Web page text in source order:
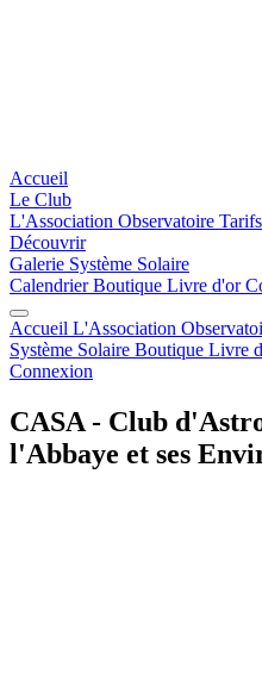
Accueil
Le Club
L'Association Observatoire
Découvrir
Galerie Système Solaire
CalendrierBoutique Livre d'or
Accueil L'Association
Système Solaire Boutique Livre
Connexion
CASA - Club
l'Abbaye et ses